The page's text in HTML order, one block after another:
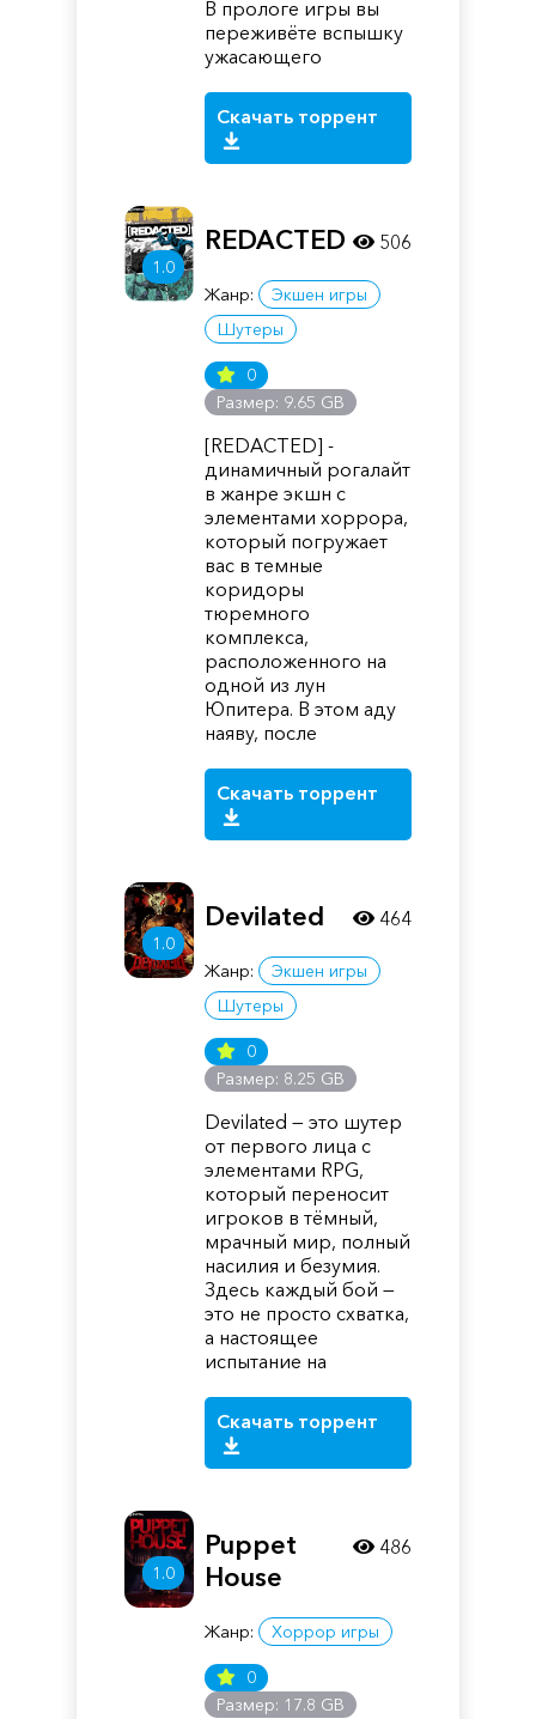
В прологе игры вы
переживёте вспышку
ужасающего
Скачать торрент
1.0
REDACTED
Жанр:
Экшен игры
Шутеры
0
Размер: 9.65 GB
[REDACTED] -
динамичный рогалайт
в жанре экшн с
элементами хоррора,
который погружает
вас в темные
коридоры
тюремного
комплекса,
расположенного на
одной из лун
Юпитера. В этом аду
наяву, после
Скачать торрент
506
1.0
Devilated
Жанр:
Экшен игры
Шутеры
0
Размер: 8.25 GB
Devilated — это шутер
от первого лица с
элементами RPG,
который переносит
игроков в тёмный,
мрачный мир, полный
насилия и безумия.
Здесь каждый бой —
это не просто схватка,
а настоящее
испытание на
Скачать торрент
464
1.0
Puppet
House
Жанр: Хоррор игры
0
Размер: 17.8 GB
486